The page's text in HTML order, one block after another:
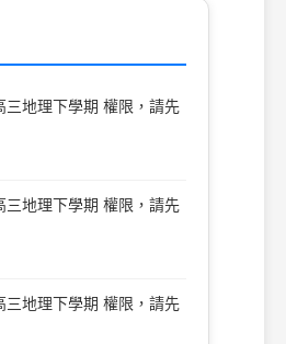
三地理下學期 權限，請先
三地理下學期 權限，請先
三地理下學期 權限，請先